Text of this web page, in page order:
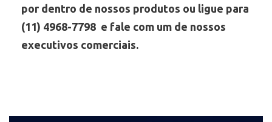
por dentro de nossos produtos ou ligue para
(11) 4968-7798 e fale com um de nossos
executivos comerciais.